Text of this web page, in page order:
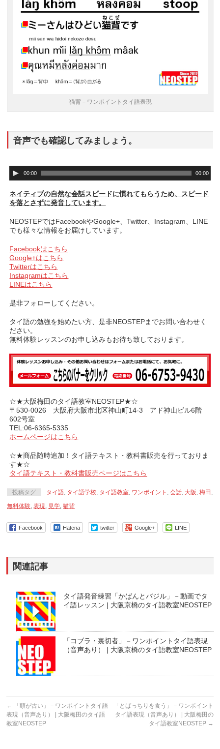
猫背－ワンポイントタイ語表現
音声でも確認してみましょう。
音
声
レ
ー
ー
00:00 00:00
ネイティブの自然な会話スピードに慣れてもらうため、スピード
を落とさずに発音しています。
NEOSTEPではFacebookやGoogle+、Twitter、Instagram、LINE
でも様々な情報をお届けしています。
Facebookはこちら
Google+はこちら
Twitterはこちら
Instagramはこちら
LINEはこちら
是非フォローしてください。
タイ語の勉強を始めたい方、是非NEOSTEPまでお問い合わせく
ださい。
無料体験レッスンのお申し込みもお待ち致しております。
☆★大阪梅田のタイ語教室NEOSTEP★☆
〒530-0026 大阪府大阪市北区神山町14-3 アド神山ビル6階
602号室
TEL:06-6365-5335
ホームページはこちら
☆★商品随時追加！タイ語テキスト・教科書販売を行っておりま
す★☆
タイ語テキスト・教科書販売ページはこちら
投稿タグ タイ語, タイ語学校, タイ語教室, ワンポイント ,会話, 大阪 ,梅田 ,
無料体験,表現, 見学,猫背
Facebook Hatena twitter Google+ LINE
関連記事
タイ語発音練習「かばんとバジル」－動画でタ
イ語レッスン | 大阪京橋のタイ語教室NEOSTEP
「コブラ・裏切者」－ワンポイントタイ語表現
（音声あり） | 大阪京橋のタイ語教室NEOSTEP
←
「頭が古い」－ワンポイントタイ語
表現（音声あり） | 大阪梅田のタイ語
教室NEOSTEP
「とばっちりを食う」－ワンポイント
タイ語表現（音声あり） | 大阪梅田の
タイ語教室NEOSTEP →